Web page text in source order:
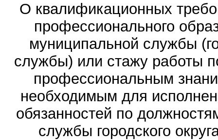
О квалификационных
профессионального
муниципальной службы
службы) или стажу работы
профессиональным
необходимым для
обязанностей по
службы городского